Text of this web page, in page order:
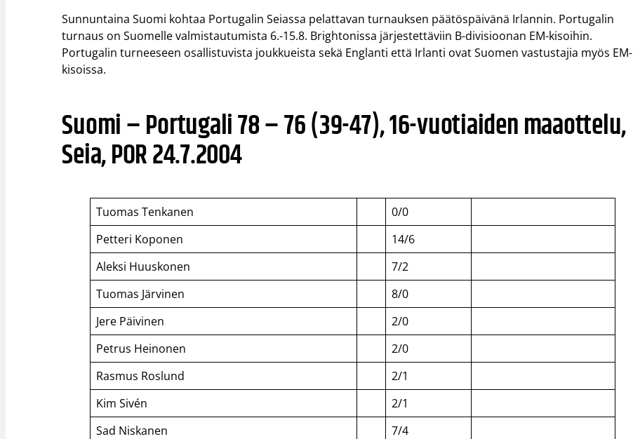
Sunnuntaina Suomi kohtaa Portugalin Seiassa pelattavan turnauksen päätöspäivänä Irlannin. Portugalin
turnaus on Suomelle valmistautumista 6.-15.8. Brightonissa järjestettäviin B-divisioonan EM-kisoihin.
Portugalin turneeseen osallistuvista joukkueista sekä Englanti että Irlanti ovat Suomen vastustajia myös EM-
kisoissa.
Suomi – Portugali 78 – 76 (39-47), 16-vuotiaiden maaottelu,
Seia, POR 24.7.2004
Tuomas Tenkanen
0/0
Petteri Koponen
14/6
Aleksi Huuskonen
7/2
Tuomas Järvinen
8/0
Jere Päivinen
2/0
Petrus Heinonen
2/0
Rasmus Roslund
2/1
Kim Sivén
2/1
Sad Niskanen
7/4